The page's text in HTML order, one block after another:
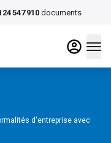
547 910 documents
d'entreprise avec